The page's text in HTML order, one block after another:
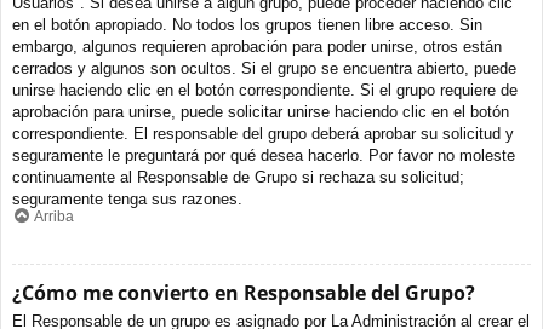
en el botón apropiado. No todos los grupos tienen libre acceso. Sin
embargo, algunos requieren aprobación para poder unirse, otros están
cerrados y algunos son ocultos. Si el grupo se encuentra abierto, puede
unirse haciendo clic en el botón correspondiente. Si el grupo requiere de
aprobación para unirse, puede solicitar unirse haciendo clic en el botón
correspondiente. El responsable del grupo deberá aprobar su solicitud y
seguramente le preguntará por qué desea hacerlo. Por favor no moleste
continuamente al Responsable de Grupo si rechaza su solicitud;
seguramente tenga sus razones.
Arriba
¿Cómo me convierto en Responsable del Grupo?
El Responsable de un grupo es asignado por La Administración al crear el